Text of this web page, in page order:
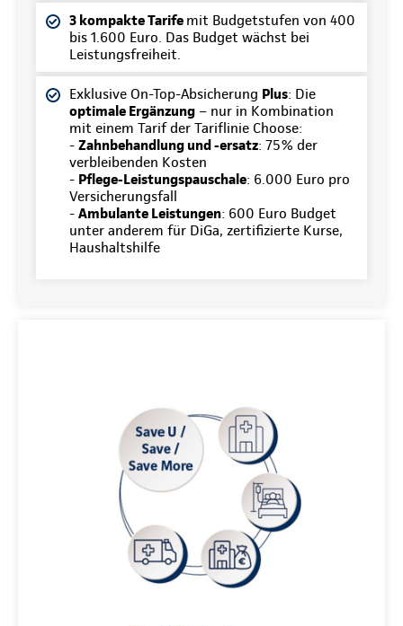
3 kompakte Tarife mit Budgetstufen von 400
bis 1.600 Euro. Das Budget wächst bei
Leistungsfreiheit.
Exklusive On-Top-Absicherung Plus: Die
optimale Ergänzung – nur in Kombination
mit einem Tarif der Tariflinie Choose:
- Zahnbehandlung und -ersatz: 75% der
verbleibenden Kosten
- Pflege-Leistungspauschale: 6.000 Euro pro
Versicherungsfall
- Ambulante Leistungen: 600 Euro Budget
unter anderem für DiGa, zertifizierte Kurse,
Haushaltshilfe